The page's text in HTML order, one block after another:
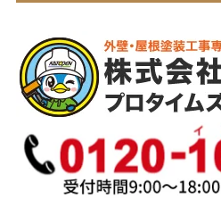
会社概要
代表取締役 加藤宜久よりご挨
イベント
選ばれている理由とは？